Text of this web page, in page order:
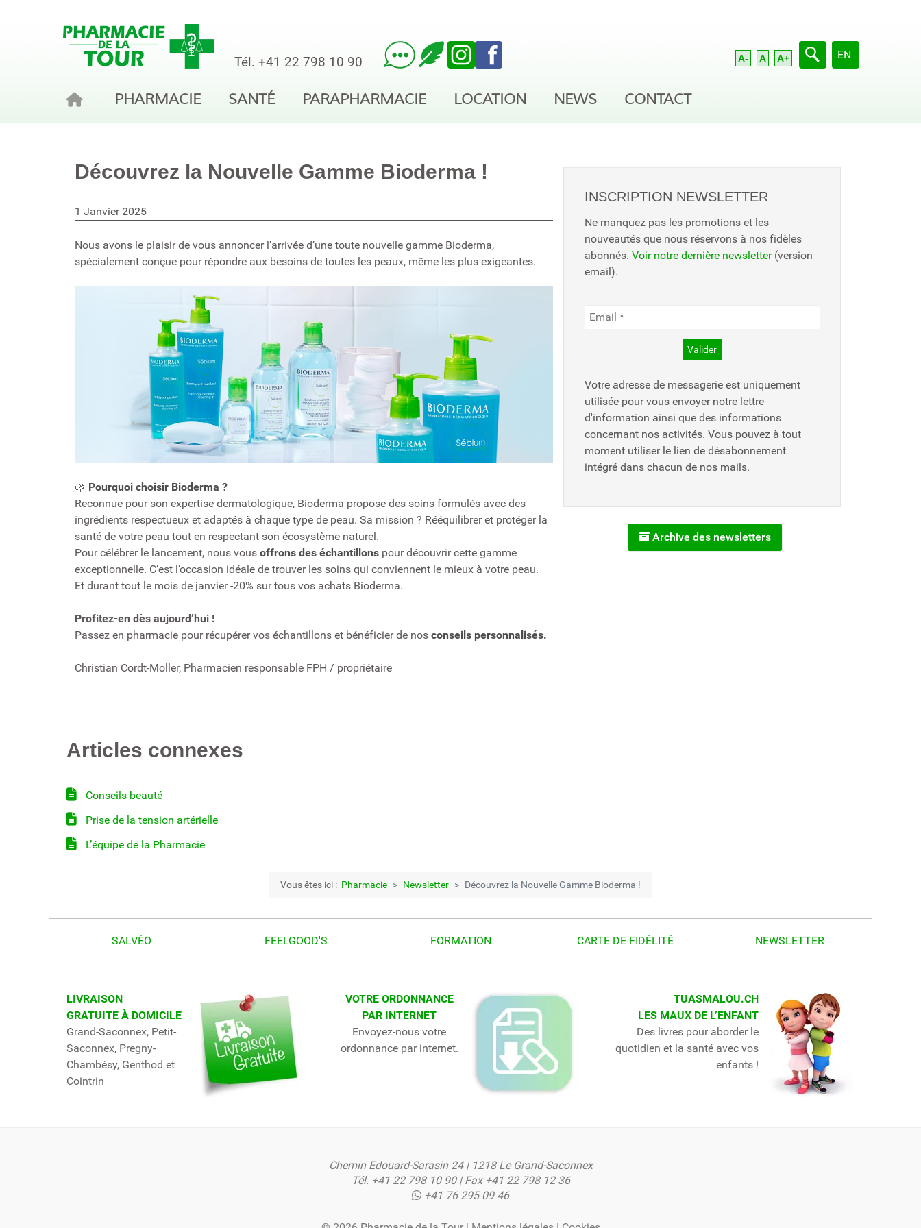
Tél. +41 22 798 10 90 A- A A+
Sélectionnez votre
EN
PHARMACIE SANTÉ PARAPHARMACIE LOCATION NEWS CONTACT
Découvrez la Nouvelle Gamme Bioderma !
1 Janvier 2025
Nous avons le plaisir de vous annoncer l’arrivée d’une toute nouvelle gamme Bioderma,
spécialement conçue pour répondre aux besoins de toutes les peaux, même les plus exigeantes.
🌿 Pourquoi choisir Bioderma ?
Reconnue pour son expertise dermatologique, Bioderma propose des soins formulés avec des
ingrédients respectueux et adaptés à chaque type de peau. Sa mission ? Rééquilibrer et protéger la
santé de votre peau tout en respectant son écosystème naturel.
Pour célébrer le lancement, nous vous offrons des échantillons pour découvrir cette gamme
exceptionnelle. C’est l’occasion idéale de trouver les soins qui conviennent le mieux à votre peau.
Et durant tout le mois de janvier -20% sur tous vos achats Bioderma.
Profitez-en dès aujourd’hui !
Passez en pharmacie pour récupérer vos échantillons et bénéficier de nos conseils personnalisés.
Christian Cordt-Moller, Pharmacien responsable FPH / propriétaire
INSCRIPTION NEWSLETTER
Ne manquez pas les promotions et les
nouveautés que nous réservons à nos fidèles
abonnés.Voir notre dernière newsletter(version
email).
Votre adresse de messagerie est uniquement
utilisée pour vous envoyer notre lettre
d'information ainsi que des informations
concernant nos activités. Vous pouvez à tout
moment utiliser le lien de désabonnement
intégré dans chacun de nos mails.
Archive des newsletters
Articles connexes
Conseils beauté
Prise de la tension artérielle
L’équipe de la Pharmacie
Vous êtes ici : Pharmacie Newsletter Découvrez la Nouvelle Gamme Bioderma !
SALVÉO FEELGOOD'S FORMATION CARTE DE FIDÉLITÉ NEWSLETTER
LIVRAISON
GRATUITE À DOMICILE
Grand-Saconnex, Petit-
Saconnex, Pregny-
Chambésy, Genthod et
Cointrin
VOTRE ORDONNANCE
PAR INTERNET
Envoyez-nous votre
ordonnance par internet.
TUASMALOU.CH
LES MAUX DE L’ENFANT
Des livres pour aborder le
quotidien et la santé avec vos
enfants !
Chemin Edouard-Sarasin 24 | 1218 Le Grand-Saconnex
Tél. +41 22 798 10 90| Fax +41 22 798 12 36
+41 76 295 09 46